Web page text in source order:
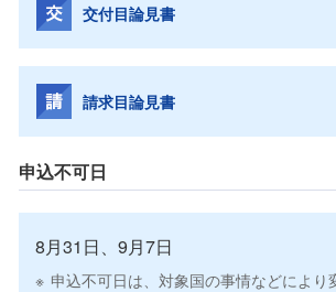
交付目論見書
請求目論見書
申込不可日
8月31日、 9月7日
申込不可日は、対象国の事情などにより